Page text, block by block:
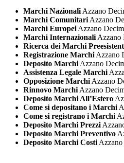
Marchi Nazionali Azzano
Marchi Comunitari Azzano
Marchi Europei Azzano
Marchi Internazionali Azzano
Ricerca dei Marchi
Registrazione Marchi Azzano
Deposito Marchi Azzano
Assistenza Legale Marchi
Opposizione Marchi Azzano
Rinnovo Marchi Azzano
Deposito Marchi All’Estero
Come si depositano i Marchi
Come si registrano i Marchi
Deposito Marchi Prezzi
Deposito Marchi Preventivo
Deposito Marchi Costi